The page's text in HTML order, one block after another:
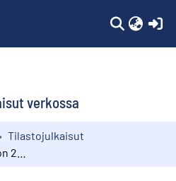
verkossa
Tilastojulkaisut